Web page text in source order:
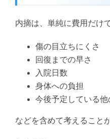
内摘は、単純に費用だけ
傷の目立ちにくさ
回復までの早さ
入院日数
身体への負担
今後予定している
などを含めて考えること